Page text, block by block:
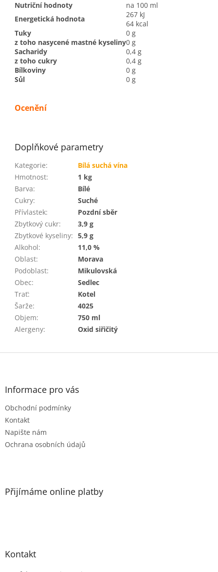
Nutriční hodnoty
na 100 ml
Energetická hodnota
267 kJ
64 kcal
Tuky
0 g
z toho nasycené mastné kyseliny0 g
Sacharidy
0,4 g
z toho cukry
0,4 g
Bílkoviny
0 g
Sůl
0 g
Ocenění
Doplňkové parametry
Kategorie:
Bílá suchá vína
Hmotnost:
1 kg
Barva:
Bílé
Cukry:
Suché
Přívlastek:
Pozdní sběr
Zbytkový cukr:
3,9 g
Zbytkové kyseliny: 5,9 g
Alkohol:
11,0 %
Oblast:
Morava
Podoblast:
Mikulovská
Obec:
Sedlec
Trať:
Kotel
Šarže:
4025
Objem:
750 ml
Alergeny: Oxid siřičitý
Z
Informace pro vás
Obchodní podmínky
Kontakt
Napište nám
Ochrana osobních údajů
Přijímáme online platby
Kontakt